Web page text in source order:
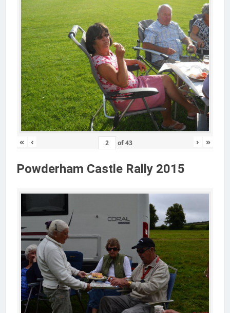
« ‹ of43 › »
Powderham Castle Rally 2015